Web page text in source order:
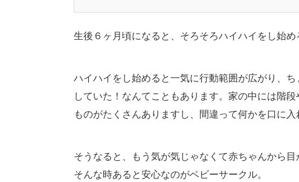
生後６ヶ月頃になると、そろそろハイハイをし始め
ハイハイをし始めると一気に行動範囲が広がり、
していた！なんてこともあります。家の中には階
ものがたくさんありますし、間違って何かを口に
そうなると、もう気が気じゃなくて赤ちゃんから目
そんな時あると安心なのがベビーサークル。